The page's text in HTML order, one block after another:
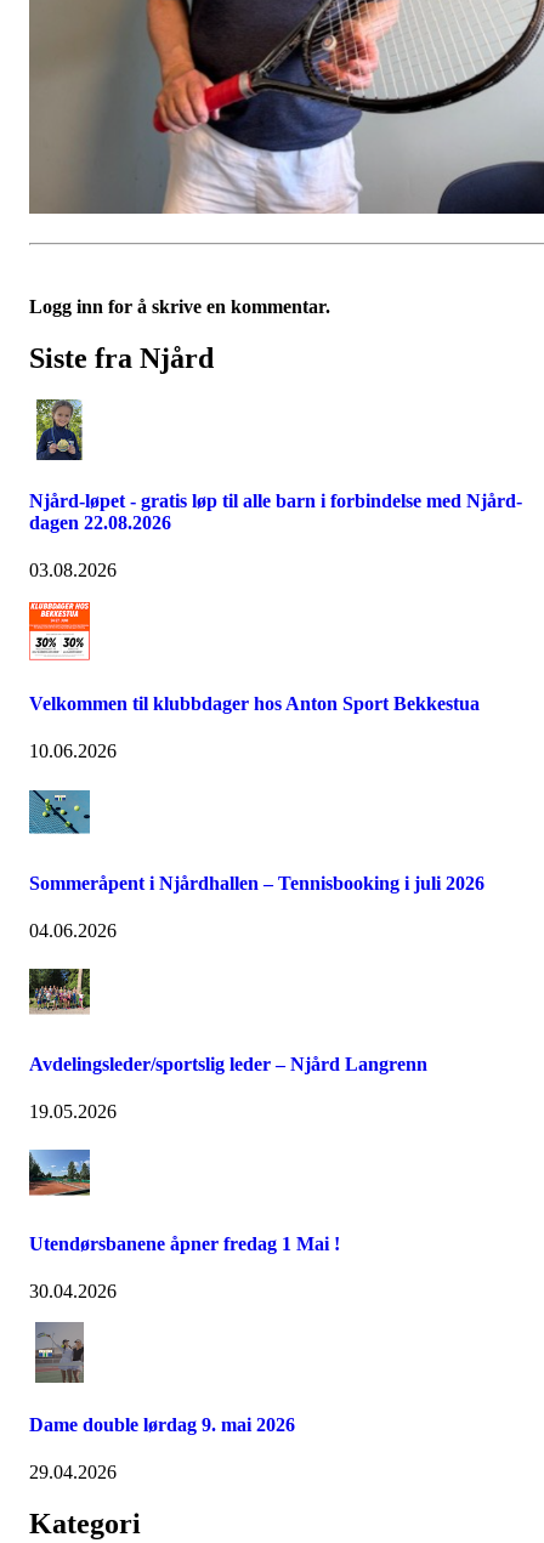
Logg inn for å skrive en kommentar.
Siste fra Njård
Njård-løpet - gratis løp til alle barn i forbindelse med Njård-
dagen 22.08.2026
03.08.2026
Velkommen til klubbdager hos Anton Sport Bekkestua
10.06.2026
Sommeråpent i Njårdhallen – Tennisbooking i juli 2026
04.06.2026
Avdelingsleder/sportslig leder – Njård Langrenn
19.05.2026
Utendørsbanene åpner fredag 1 Mai !
30.04.2026
Dame double lørdag 9. mai 2026
29.04.2026
Kategori